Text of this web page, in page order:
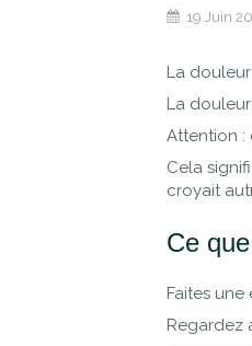
19 Juin
La
La
Attention :
Cela
croyait
Ce
Faites une
Regardez